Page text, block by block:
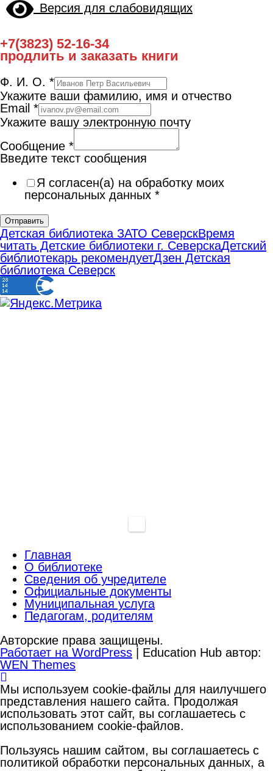
Версия для слабовидящих
+7(3823) 52-16-34
продлить и заказать книги
Ф. И. О. *
Укажите ваши фамилию, имя и отчество
Email *
Укажите вашу электронную почту
Сообщение *
Введите текст сообщения
Я согласен(а) на обработку моих
персональных данных *
Отправить
Детская библиотека ЗАТО СеверскВремя
читать Детские библиотеки г. СеверскаДетский
библиотекарь рекомендуетДзен Детская
библиотека Северск
Главная
О библиотеке
Сведения об учредителе
Официальные документы
Муниципальная услуга
Педагогам, родителям
Авторские права защищены.
Работает на WordPress | Education Hub автор:
WEN Themes
Мы используем cookie-файлы для наилучшего
представления нашего сайта. Продолжая
использовать этот сайт, вы соглашаетесь с
использованием cookie-файлов.
Пользуясь нашим сайтом, вы соглашаетесь с
политикой обработки персональных данных, а